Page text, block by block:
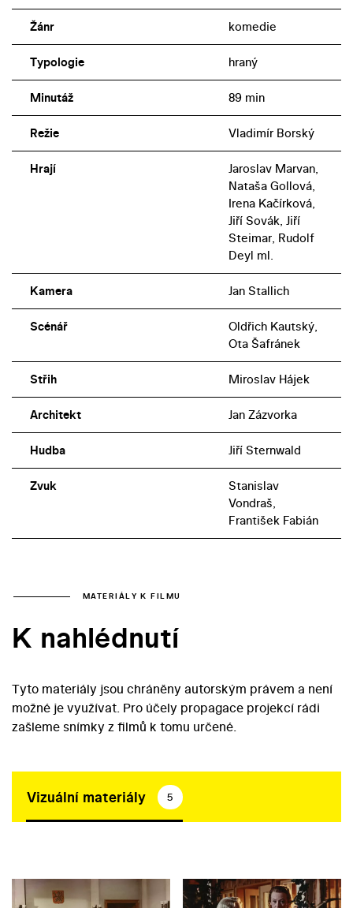
Žánr komedie
Typologie hraný
Minutáž 89 min
Režie Vladimír Borský
Hrají
Jaroslav Marvan,
Nataša Gollová,
Irena Kačírková,
Jiří Sovák, Jiří
Steimar, Rudolf
Deyl ml.
Kamera Jan Stallich
Scénář
Oldřich Kautský,
Ota Šafránek
Střih Miroslav Hájek
Architekt Jan Zázvorka
Hudba Jiří Sternwald
Zvuk
Stanislav
Vondraš,
František Fabián
MATERIÁLY K FILMU
K nahlédnutí
Tyto materiály jsou chráněny autorským právem a není
možné je využívat. Pro účely propagace projekcí rádi
zašleme snímky z filmů k tomu určené.
Vizuální materiály 5